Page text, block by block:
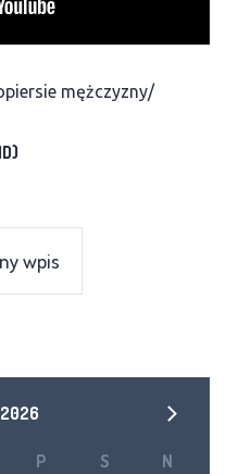
mężczyzny/
wpis
2026
P S N